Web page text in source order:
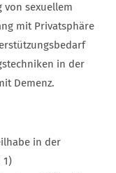
sexuellem
mit Privatsphäre
in der
Demenz.
in der
1)